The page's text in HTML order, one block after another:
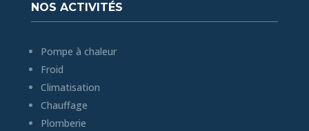
NOS ACTIVITÉS
Pompe à chaleur
Froid
Climatisation
Chauffage
Plomberie